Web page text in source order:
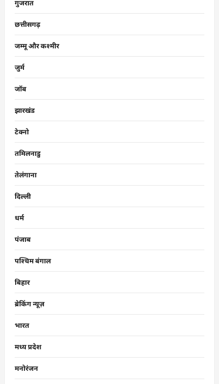
गुजरात
छत्तीसगढ़
जम्मू और कश्मीर
जुर्म
जॉब
झारखंड
टेक्नो
तमिलनाडु
तेलंगाना
दिल्ली
धर्म
पंजाब
पश्चिम बंगाल
बिहार
ब्रेकिंग न्यूज़
भारत
मध्य प्रदेश
मनोरंजन